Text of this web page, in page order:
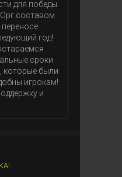
для победы
год!
сроки
которые были
игрокам!
и